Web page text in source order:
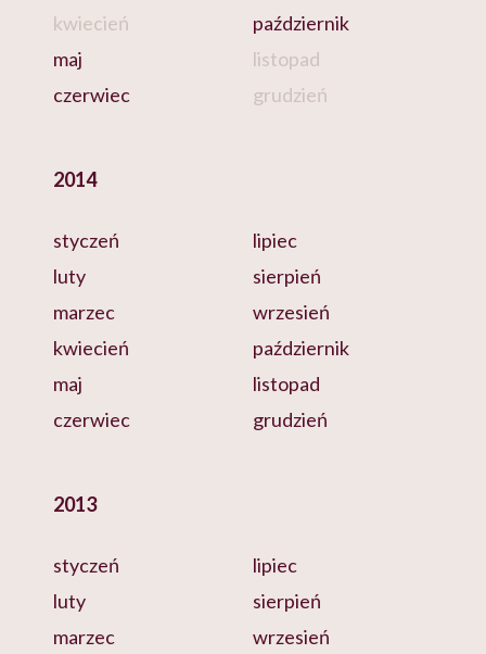
kwiecień
maj
czerwiec
październik
listopad
grudzień
2014
styczeń
luty
marzec
kwiecień
maj
czerwiec
lipiec
sierpień
wrzesień
październik
listopad
grudzień
2013
styczeń
luty
marzec
lipiec
sierpień
wrzesień